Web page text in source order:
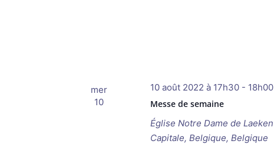
mer
10
Messe de semaine
10 août 2022 à 17h30- 18h00
Église Notre Dame de Laeken
Capitale, Belgique, Belgique